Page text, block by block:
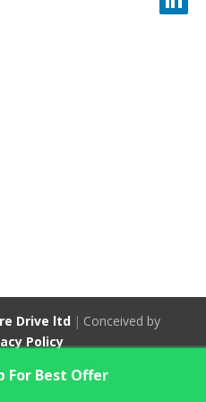
Drive ltd | Conceived by
Policy
Contactez-nous sur WhatsApp
For Best Offer